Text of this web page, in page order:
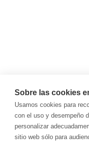
Sobre las cookies
Usamos cookies para
con el uso y desempeño
personalizar
sitio web sólo para